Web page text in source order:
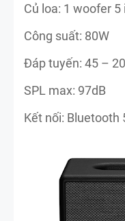
Củ loa: 1 woofer
Công suất: 80W
Đáp tuyến: 45 –
SPL max: 97dB
Kết nối: Bluetooth